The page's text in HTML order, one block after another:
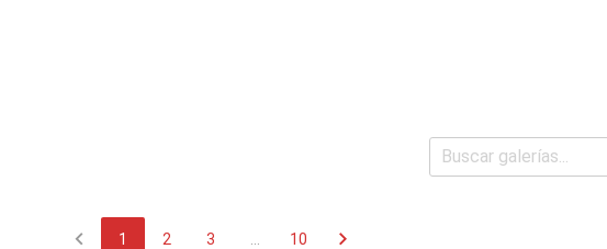
chevron_left 1 2 3 10 chevron_right